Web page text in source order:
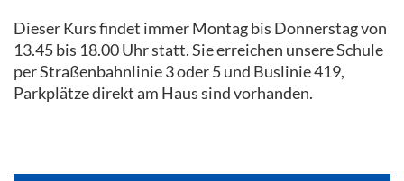
Dieser Kurs findet immer Montag bis Donnerstag von
13.45 bis 18.00 Uhr statt. Sie erreichen unsere Schule
per Straßenbahnlinie 3 oder 5 und Buslinie 419,
Parkplätze direkt am Haus sind vorhanden.